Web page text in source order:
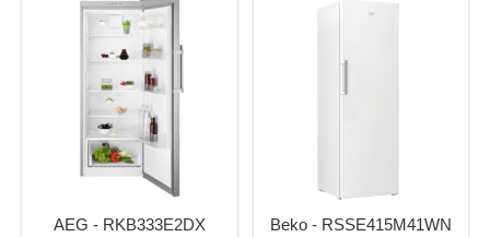
AEG - RKB333E2DX Beko - RSSE415M41WN